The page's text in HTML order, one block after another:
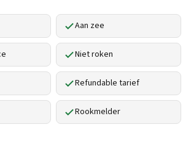
Aan zee
Niet roken
Refundable tarief
Rookmelder